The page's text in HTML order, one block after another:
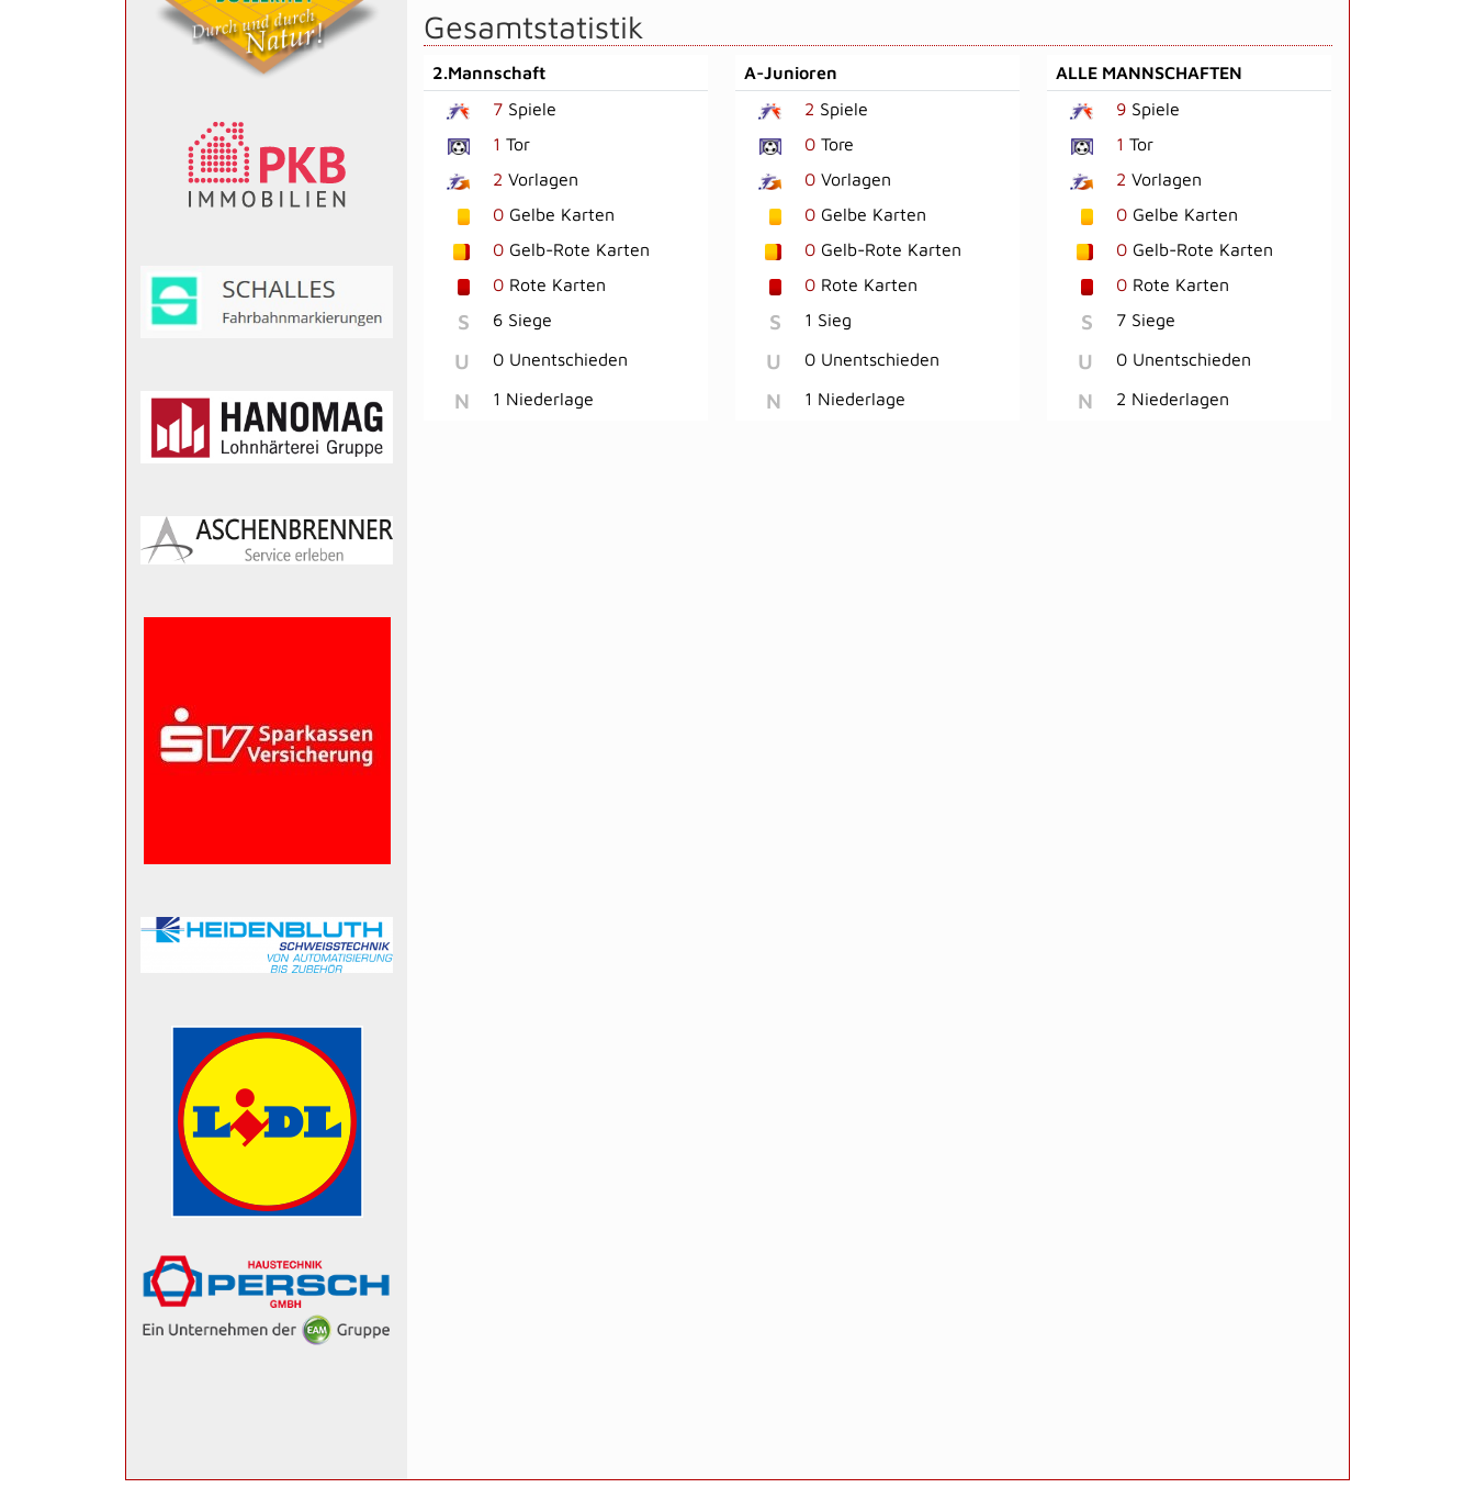
Gesamtstatistik
2.Mannschaft
7 Spiele
1 Tor
2 Vorlagen
0 Gelbe Karten
0 Gelb-Rote Karten
0 Rote Karten
S 6 Siege
U 0 Unentschieden
N 1 Niederlage
A-Junioren
2 Spiele
0Tore
0Vorlagen
0Gelbe Karten
0Gelb-Rote Karten
0Rote Karten
S 1 Sieg
U 0 Unentschieden
N 1 Niederlage
ALLE MANNSCHAFTEN
9Spiele
1 Tor
2 Vorlagen
0Gelbe Karten
0Gelb-Rote Karten
0Rote Karten
S 7 Siege
U 0 Unentschieden
N 2 Niederlagen